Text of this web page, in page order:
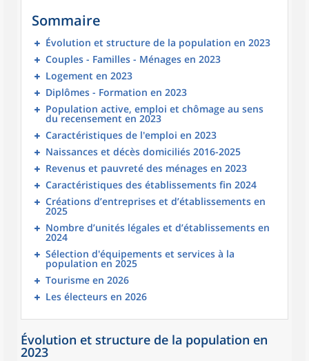
Sommaire
Évolution et structure de la population en 2023
Couples - Familles - Ménages en 2023
Logement en 2023
Diplômes - Formation en 2023
Population active, emploi et chômage au sens
du recensement en 2023
Caractéristiques de l'emploi en 2023
Naissances et décès domiciliés 2016-2025
Revenus et pauvreté des ménages en 2023
Caractéristiques des établissements fin 2024
Créations d’entreprises et d’établissements en
2025
Nombre d’unités légales et d’établissements en
2024
Sélection d'équipements et services à la
population en 2025
Tourisme en 2026
Les électeurs en 2026
Évolution et structure de la population en
2023